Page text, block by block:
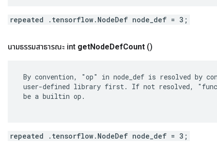
repeated .tensorflow.NodeDef node_def = 3;
นามธรรมสาธารณะ int getNodeDefCount ()
By convention, "op" in node_def is resolved by
user-defined library first. If not resolved,
be a builtin op.
repeated .tensorflow.NodeDef node_def = 3;